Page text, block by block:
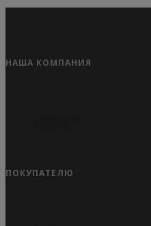
НАША КОМПАНИЯ
ПОКУПАТЕЛЮ